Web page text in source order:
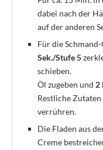
dabei nach der
auf der anderen
Für die
Sek./Stufe 5
schieben.
Öl zugeben und 2
Restliche Zutaten
verrühren.
Die Fladen aus
Creme